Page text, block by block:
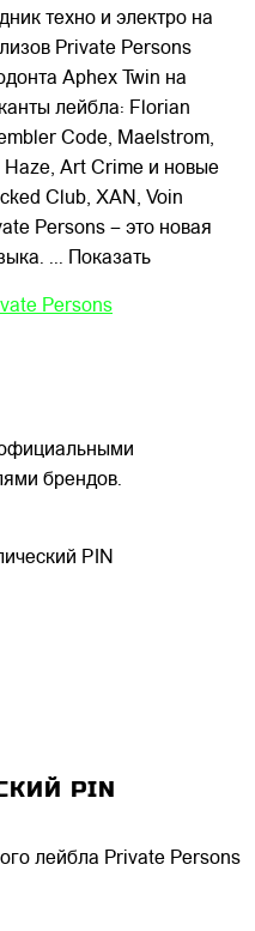
техно и электро на
Private Persons
Aphex Twin на
лейбла: Florian
Code, Maelstrom,
Art Crime и новые
Club, XAN, Voin
Persons – это новая
... Показать
Persons
официальными
брендов.
PIN
PIN
лейбла Private Persons